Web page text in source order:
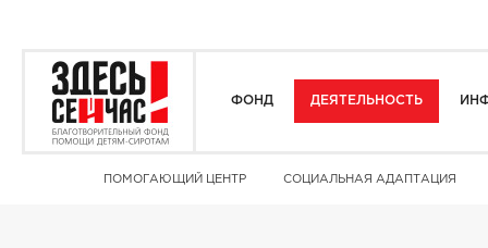
ФОНД ДЕЯТЕЛЬНОСТЬ
ПОМОГАЮЩИЙ ЦЕНТР СОЦИАЛЬНАЯ АДАПТАЦИЯ